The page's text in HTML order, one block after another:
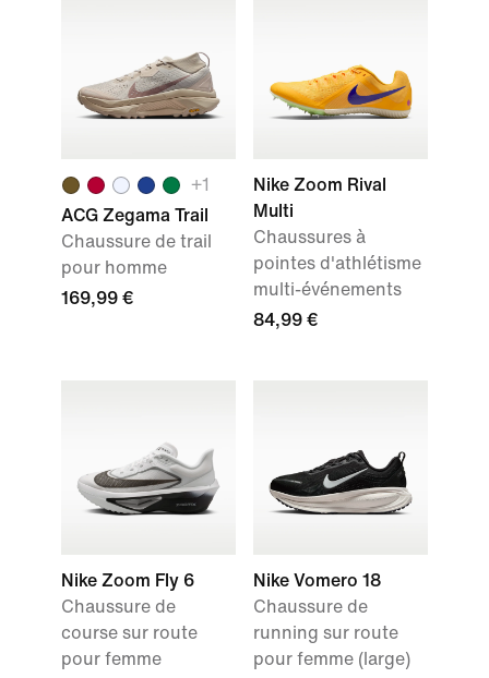
+1
ACG Zegama Trail
Chaussure de trail
pour homme
169,99 €
Nike Zoom Rival
Multi
Chaussures à
pointes d'athlétisme
multi-événements
84,99 €
Nike Zoom Fly 6
Chaussure de
course sur route
pour femme
Nike Vomero 18
Chaussure de
running sur route
pour femme (large)